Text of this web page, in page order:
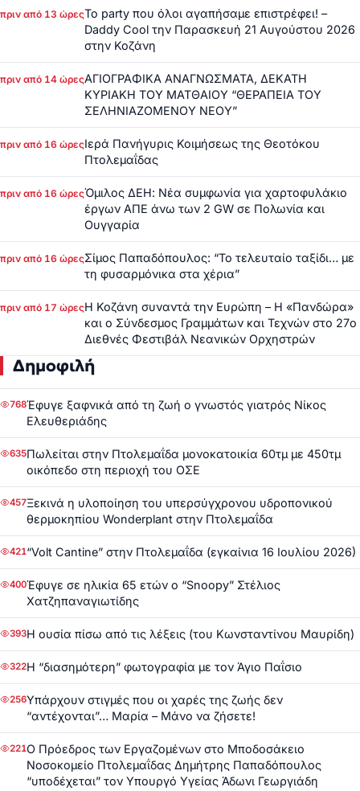
πριν από 13 ώρεςΤο party που όλοι αγαπήσαμε επιστρέφει! –
Daddy Cool την Παρασκευή 21 Αυγούστου 2026
στην Κοζάνη
πριν από 14 ώρεςΑΓΙΟΓΡΑΦΙΚΑ ΑΝΑΓΝΩΣΜΑΤΑ, ΔΕΚΑΤΗ
ΚΥΡΙΑΚΗ ΤΟΥ ΜΑΤΘΑΙΟΥ “ΘΕΡΑΠΕΙΑ ΤΟΥ
ΣΕΛΗΝΙΑΖΟΜΕΝΟΥ ΝΕΟΥ”
πριν από 16 ώρεςΙερά Πανήγυρις Κοιμήσεως της Θεοτόκου
Πτολεμαΐδας
πριν από 16 ώρεςΌμιλος ΔΕΗ: Νέα συμφωνία για χαρτοφυλάκιο
έργων ΑΠΕ άνω των 2 GW σε Πολωνία και
Ουγγαρία
πριν από 16 ώρεςΣίμος Παπαδόπουλος: “Το τελευταίο ταξίδι… με
τη φυσαρμόνικα στα χέρια”
πριν από 17 ώρεςΗ Κοζάνη συναντά την Ευρώπη – Η «Πανδώρα»
και ο Σύνδεσμος Γραμμάτων και Τεχνών στο 27ο
Διεθνές Φεστιβάλ Νεανικών Ορχηστρών
Δημοφιλή
768Έφυγε ξαφνικά από τη ζωή ο γνωστός γιατρός Νίκος
Ελευθεριάδης
635Πωλείται στην Πτολεμαΐδα μονοκατοικία 60τμ με 450τμ
οικόπεδο στη περιοχή του ΟΣΕ
457Ξεκινά η υλοποίηση του υπερσύγχρονου υδροπονικού
θερμοκηπίου Wonderplant στην Πτολεμαΐδα
421“Volt Cantine” στην Πτολεμαΐδα (εγκαίνια 16 Ιουλίου 2026)
400Έφυγε σε ηλικία 65 ετών ο “Snoopy” Στέλιος
Χατζηπαναγιωτίδης
393Η ουσία πίσω από τις λέξεις (του Κωνσταντίνου Μαυρίδη)
322Η “διασημότερη” φωτογραφία με τον Άγιο Παΐσιο
256Υπάρχουν στιγμές που οι χαρές της ζωής δεν
“αντέχονται”… Μαρία – Μάνο να ζήσετε!
221Ο Πρόεδρος των Εργαζομένων στο Μποδοσάκειο
Νοσοκομείο Πτολεμαΐδας Δημήτρης Παπαδόπουλος
“υποδέχεται” τον Υπουργό Υγείας Άδωνι Γεωργιάδη